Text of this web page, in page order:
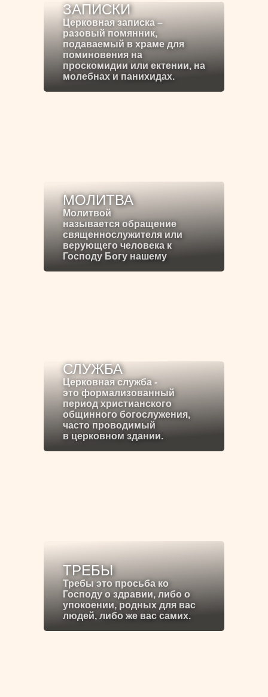
ЗАПИСКИ
Церковная записка –
разовый помянник,
подаваемый в храме для
поминовения на
проскомидии или ектении, на
молебнах и панихидах.
МОЛИТВА
Молитвой
называется обращение
священнослужителя или
верующего человека к
Господу Богу нашему
СЛУЖБА
Церковная служба -
это формализованный
период христианского
общинного богослужения,
часто проводимый
в церковном здании.
ТРЕБЫ
Требы это просьба ко
Господу о здравии, либо о
упокоении, родных для вас
людей, либо же вас самих.